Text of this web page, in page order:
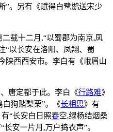
”。另有《赋得白鹭鹚送宋少
载十二月,“以蜀郡为南京,凤
“以长安在洛阳、凤翔、蜀
陕西西安市。李白有《峨眉山
唐定都于此。李白《行路难》
狗赌梨栗”。《长相思》有
有“长安白日照春空,绿杨结烟桑
长安一片月,万户捣衣声”。